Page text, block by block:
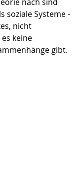
soziale Systeme -
nicht
keine
gibt.